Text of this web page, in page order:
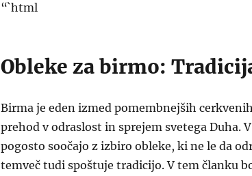
“`html
Obleke za birmo:
Birma je eden izmed pomembnejših
prehod v odraslost in sprejem svetega Duha.
pogosto soočajo z izbiro obleke, ki ne le da
temveč tudi spoštuje tradicijo. V tem članku